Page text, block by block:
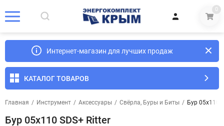
0
Интернет-магазин для лучших продаж
КАТАЛОГ ТОВАРОВ
Главная / Инструмент / Аксессуары / Свёрла, Буры и Биты / Бур 05х110
Бур 05х110 SDS+ Ritter